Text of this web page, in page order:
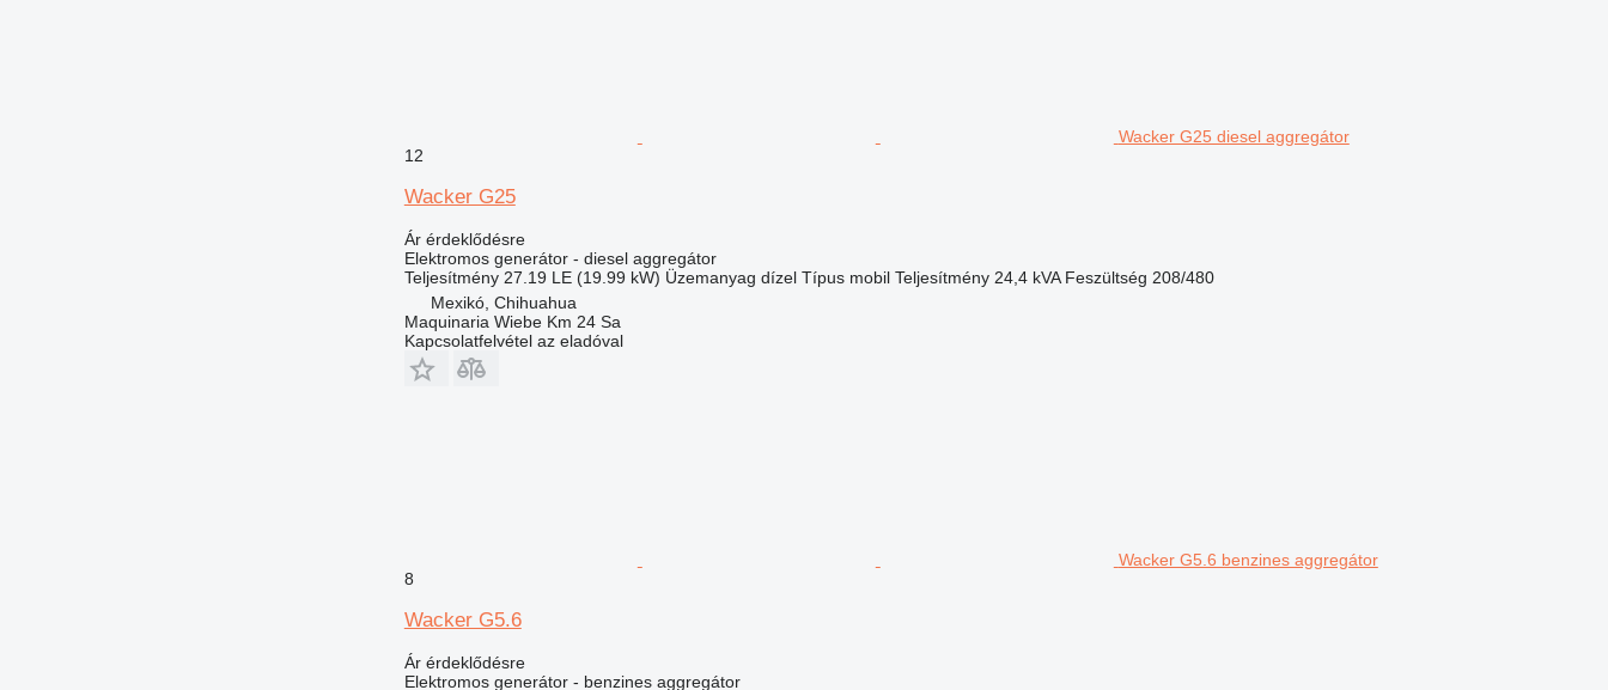
Wacker G25 diesel aggregátor
12
Wacker G25
Ár érdeklődésre
Elektromos generátor - diesel aggregátor
Teljesítmény 27.19 LE (19.99 kW) Üzemanyag dízel Típus mobil Teljesítmény 24,4 kVA Feszültség 208/480
Mexikó, Chihuahua
Maquinaria Wiebe Km 24 Sa
Kapcsolatfelvétel az eladóval
Wacker G5.6 benzines aggregátor
8
Wacker G5.6
Ár érdeklődésre
Elektromos generátor - benzines aggregátor